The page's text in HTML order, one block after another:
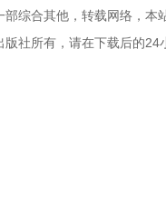
综合其他，转载网络，
社所有，请在下载后的24